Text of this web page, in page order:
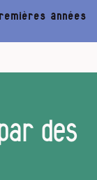
années
des